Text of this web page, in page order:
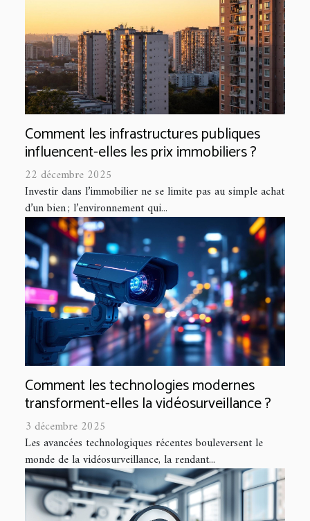
Comment les infrastructures publiques
influencent-elles les prix immobiliers ?
22 décembre 2025
Investir dans l’immobilier ne se limite pas au simple achat
d’un bien ; l’environnement qui...
Comment les technologies modernes
transforment-elles la vidéosurveillance ?
3 décembre 2025
Les avancées technologiques récentes bouleversent le
monde de la vidéosurveillance, la rendant...